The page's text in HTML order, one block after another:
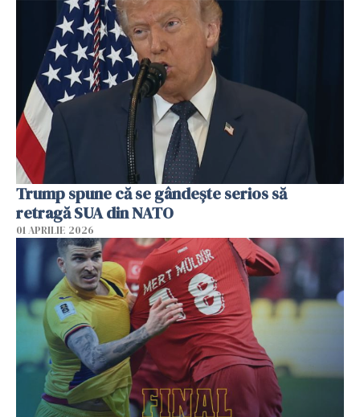
Trump spune că se gândeşte serios să
retragă SUA din NATO
01 APRILIE 2026